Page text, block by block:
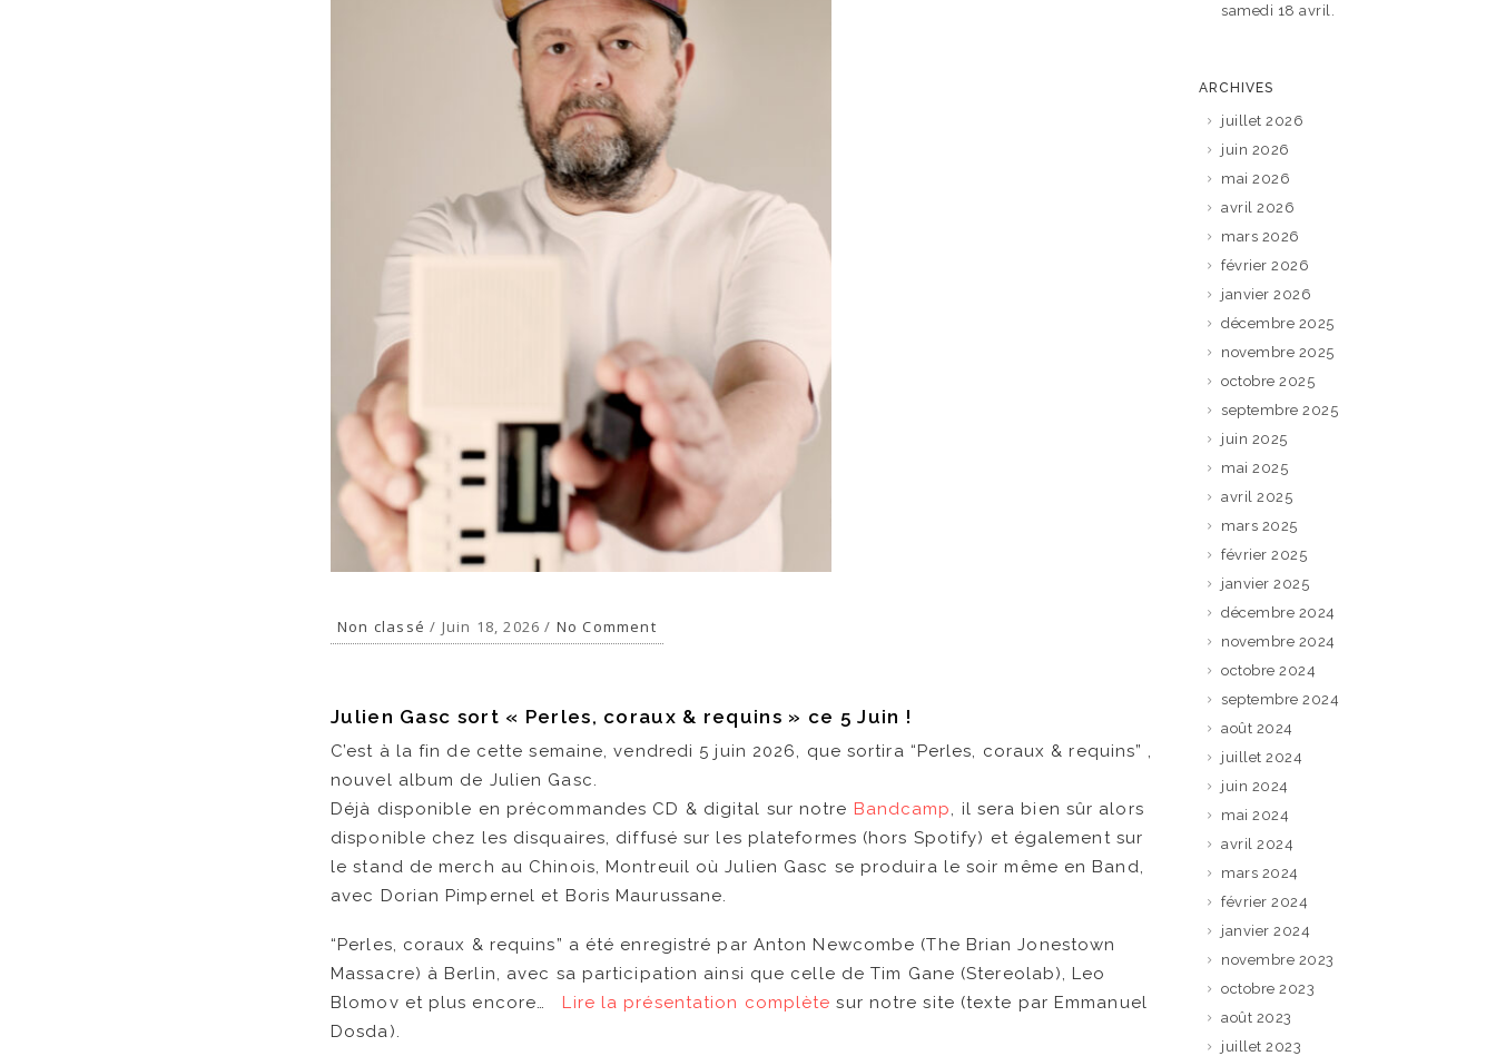
Non classé / Juin 18, 2026 / No Comment
Julien Gasc sort « Perles, coraux & requins » ce 5 Juin !
C’est à la fin de cette semaine, vendredi 5 juin 2026, que sortira “Perles, coraux & requins” ,
nouvel album de Julien Gasc.
Déjà disponible en précommandes CD & digital sur notre Bandcamp, il sera bien sûr alors
disponible chez les disquaires, diffusé sur les plateformes (hors Spotify) et également sur
le stand de merch au Chinois, Montreuil où Julien Gasc se produira le soir même en Band,
avec Dorian Pimpernel et Boris Maurussane.
“Perles, coraux & requins” a été enregistré par Anton Newcombe (The Brian Jonestown
Massacre) à Berlin, avec sa participation ainsi que celle de Tim Gane (Stereolab), Leo
Blomov et plus encore…
Lire la présentation complète sur notre site (texte par Emmanuel
Dosda).
samedi 18 avril.
ARCHIVES
juillet 2026
juin 2026
mai 2026
avril 2026
mars 2026
février 2026
janvier 2026
décembre 2025
novembre 2025
octobre 2025
septembre 2025
juin 2025
mai 2025
avril 2025
mars 2025
février 2025
janvier 2025
décembre 2024
novembre 2024
octobre 2024
septembre 2024
août 2024
juillet 2024
juin 2024
mai 2024
avril 2024
mars 2024
février 2024
janvier 2024
novembre 2023
octobre 2023
août 2023
juillet 2023